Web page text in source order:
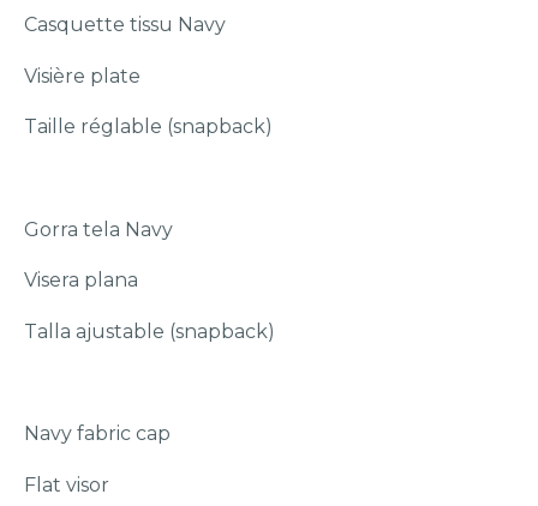
Casquette tissu Navy
Visière plate
Taille réglable (snapback)
Gorra tela Navy
Visera plana
Talla ajustable (snapback)
Navy fabric cap
Flat visor